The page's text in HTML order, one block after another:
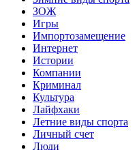
ЗОЖ
Игры
Импортозамещение
Интернет
Истории
Компании
Криминал
Культура
Лайфхаки
Летние виды спорта
Личный счет
Люди